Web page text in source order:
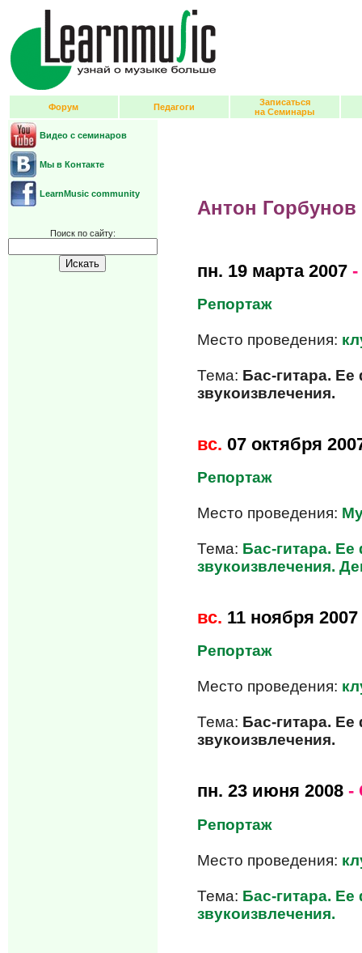
Форум Педагоги
Записаться
на Семинары
Видео с семинаров
Мы в Контакте
LearnMusic community
Поиск по сайту:
Антон Горбунов
пн. 19 марта 2007
Репортаж
Место проведения:
Тема: Бас-гитара.
звукоизвлечения.
вс. 07 октября
Репортаж
Место проведения:
Тема: Бас-гитара.
звукоизвлечения.
вс. 11 ноября 2007
Репортаж
Место проведения:
Тема: Бас-гитара.
звукоизвлечения.
пн. 23 июня 2008 -
Репортаж
Место проведения:
Тема: Бас-гитара.
звукоизвлечения.